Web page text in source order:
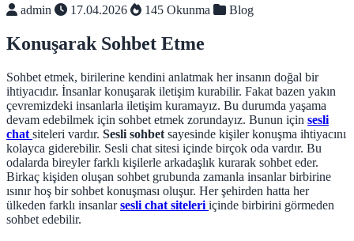
admin
17.04.2026 145 Okunma Blog
Konuşarak Sohbet Etme
Sohbet etmek, birilerine kendini anlatmak her insanın doğal bir
ihtiyacıdır. İnsanlar konuşarak iletişim kurabilir. Fakat bazen yakın
çevremizdeki insanlarla iletişim kuramayız. Bu durumda yaşama
devam edebilmek için sohbet etmek zorundayız. Bunun için sesli
chat siteleri vardır. Sesli sohbet sayesinde kişiler konuşma ihtiyacını
kolayca giderebilir. Sesli chat sitesi içinde birçok oda vardır. Bu
odalarda bireyler farklı kişilerle arkadaşlık kurarak sohbet eder.
Birkaç kişiden oluşan sohbet grubunda zamanla insanlar birbirine
ısınır hoş bir sohbet konuşması oluşur. Her şehirden hatta her
ülkeden farklı insanlarsesli chat siteleri içinde birbirini görmeden
sohbet edebilir.